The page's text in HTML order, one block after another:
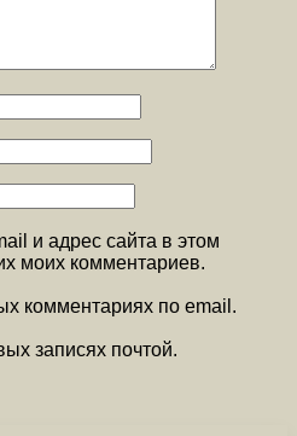
и адрес сайта в этом
моих комментариев.
комментариях по email.
записях почтой.